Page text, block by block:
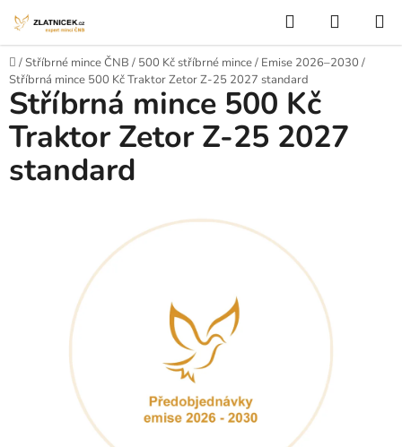
Hledat
Domů
/Stříbrné mince ČNB / 500 Kč stříbrné mince/ Emise 2026–2030 /
Stříbrná mince 500 Kč Traktor Zetor Z-25 2027 standard
Stříbrná mince 500 Kč
Traktor Zetor Z-25 2027
standard